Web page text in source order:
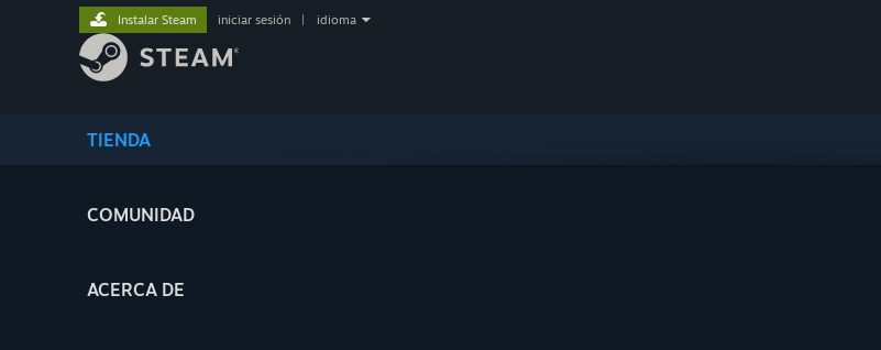
TIENDA
COMUNIDAD
ACERCA DE
Instalar Steam iniciar sesión idioma